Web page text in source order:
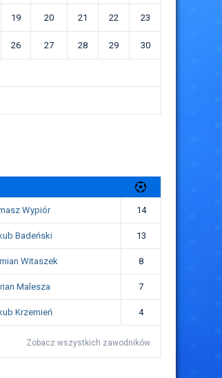
19 20 21 22 23
26 27 28 29 30
Wypiór 14
Badeński 13
Witaszek 8
Malesza 7
Krzemień 4
Zobacz wszystkich zawodników